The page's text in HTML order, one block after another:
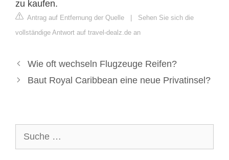
zu kaufen.
Antrag auf Entfernung der Quelle | Sehen Sie sich die
vollständige Antwort auf travel-dealz.de an
Wie oft wechseln Flugzeuge Reifen?
Baut Royal Caribbean eine neue Privatinsel?
nach: